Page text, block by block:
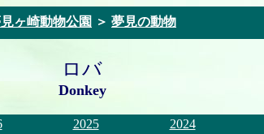
ヶ崎動物公園 ＞ 夢見の動物
ロバ
Donkey
2025
2024